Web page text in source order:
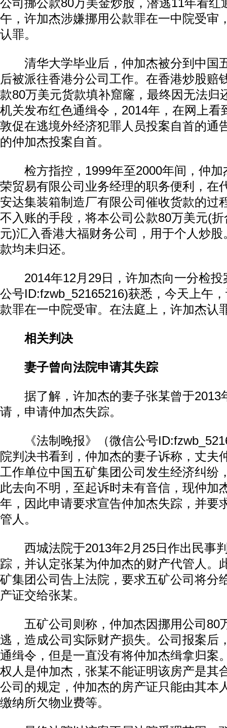
公司挪公款80万美金炒股，潜逃11年看红
午，许加杰涉嫌挪用公款罪在一中院受审
认罪。
清华大学毕业后，仲加杰被分到中国
后被派往香港分公司工作。在香港炒股赔
款80万美元货款填补窟窿，最终因无法归
机关发布红色通缉令，2014年，在网上看
敦促在逃境外经济犯罪人员投案自首的通
的仲加杰投案自首。
检方指控，1999年至2000年间，仲加
荣贸易有限公司业务经理的职务便利，在
安达集装箱制造厂有限公司催收货款的过
不入账的手段，将本公司公款80万美元(
元)汇入香港大福财务公司，用于个人炒
款均未归还。
2014年12月29日，许加杰向一分检投
公号ID:fzwb_52165216)获悉，今天上午
款罪在一中院受审。在法庭上，许加杰认
相关判决
妻子曾向法院申请其失踪
据了解，许加杰的妻子张某曾于2013
请，申请仲加杰失踪。
《法制晚报》（微信公号
院判决书看到，仲加杰的妻子诉称，丈夫
工作单位中国五矿集团公司发生经济纠纷
此去向不明，至起诉时未有音信，现仲加
年，因此申请要求宣告仲加杰失踪，并要
管人。
西城法院于2013年2月25日作出民事
踪，并认定张某为仲加杰的财产代管人。
矿集团公司告上法院，要求五矿公司将分
产证交给张某。
五矿公司则称，仲加杰因挪用公司80
逃，造成公司实际财产损失。公司报案后
通缉令，但是一直没有将仲加杰缉拿归案
权人是仲加杰，张某不能证明该房产是其
公司的规定，仲加杰的房产证只能由其本
缴纳所欠物业费等。
动物系恋人啊 | 钟欣潼体验爱情哲学 南